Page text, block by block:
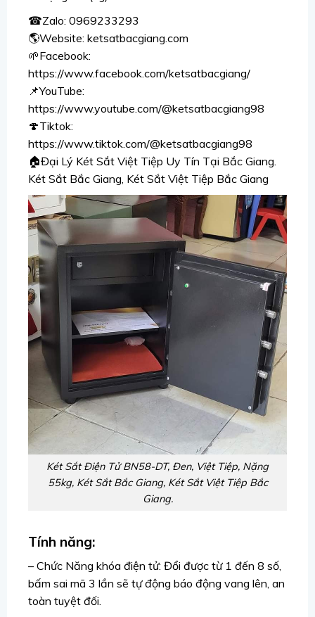
☎Zalo: 0969233293
🌎Website: ketsatbacgiang.com
🌱Facebook:
https://www.facebook.com/ketsatbacgiang/
📌YouTube:
https://www.youtube.com/@ketsatbacgiang98
🍄Tiktok:
https://www.tiktok.com/@ketsatbacgiang98
🏠Đại Lý Két Sắt Việt Tiệp Uy Tín Tại Bắc Giang.
Két Sắt Bắc Giang, Két Sắt Việt Tiệp Bắc Giang
Két Sắt Điện Tử BN58-DT, Đen, Việt Tiệp, Nặng
55kg, Két Sắt Bắc Giang, Két Sắt Việt Tiệp Bắc
Giang.
Tính năng:
– Chức Năng khóa điện tử: Đổi được từ 1 đến 8 số,
bấm sai mã 3 lần sẽ tự động báo động vang lên, an
toàn tuyệt đối.